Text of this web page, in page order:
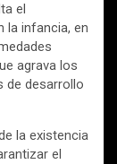
el
la infancia, en
agrava los
de desarrollo
la existencia
el